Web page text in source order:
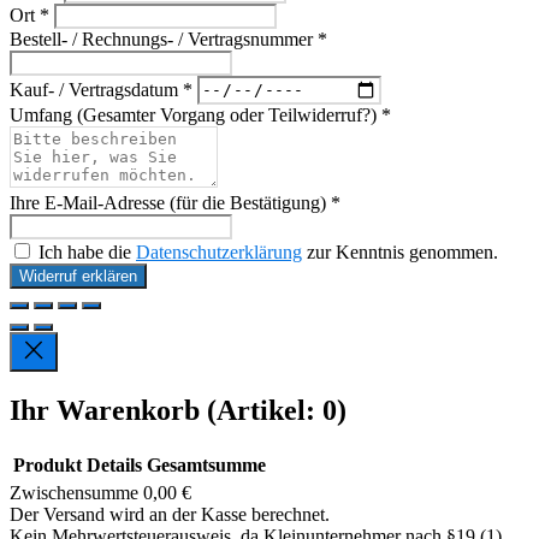
Ort *
Bestell- / Rechnungs- / Vertragsnummer *
Kauf- / Vertragsdatum *
Umfang (Gesamter Vorgang oder Teilwiderruf?) *
Ihre E-Mail-Adresse (für die Bestätigung) *
Ich habe die Datenschutzerklärung zur Kenntnis genommen.
Widerruf erklären
Ihr Warenkorb (Artikel: 0)
Produkte
Produkt Details Gesamtsumme
Zwischensumme 0,00 €
Der Versand wird an der Kasse berechnet.